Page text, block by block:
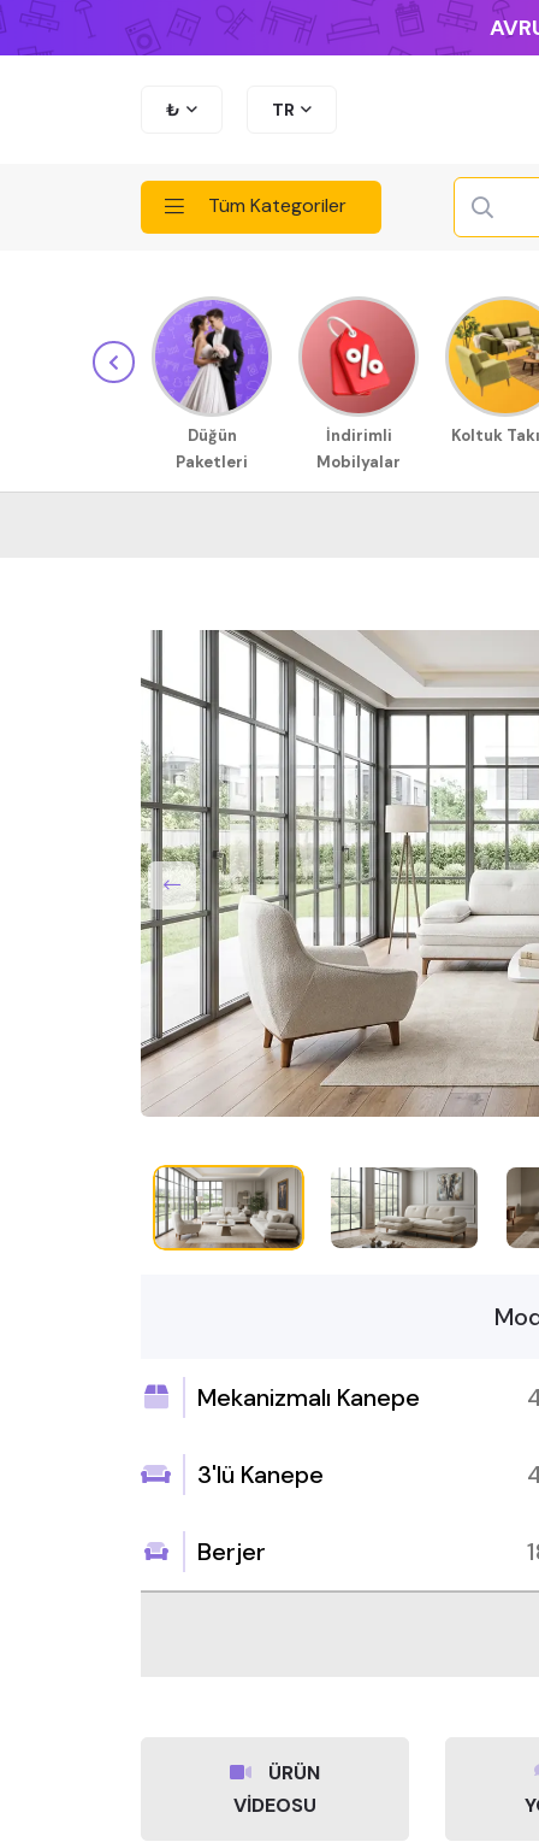
₺ TR
Tüm Kategoriler
Düğün
Paketleri
İndirimli
Mobilyalar
Koltuk
Mekanizmalı Kanepe
3'lü Kanepe
Berjer
ÜRÜN
VİDEOSU